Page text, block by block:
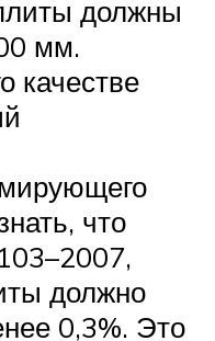
должны
мм.
качестве
что
должно
0,3%. Это